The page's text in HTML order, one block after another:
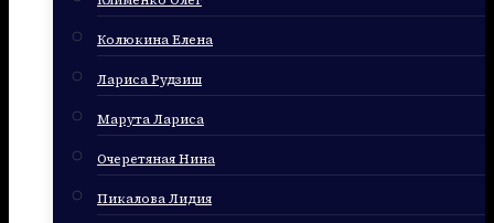
Колюкина Елена
Лариса Рудзиш
Марута Лариса
Очеретяная Нина
Пикалова Лидия